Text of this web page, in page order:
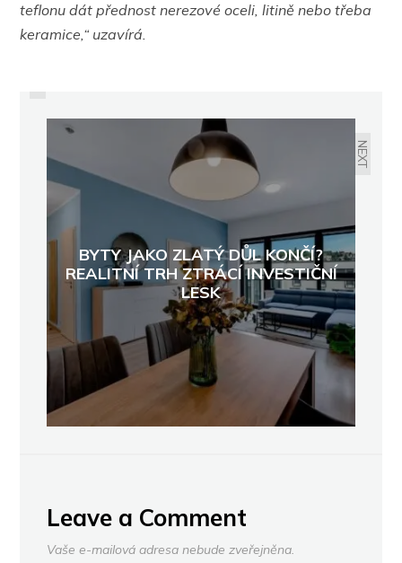
teflonu dát přednost nerezové oceli, litině nebo třeba
keramice,“ uzavírá.
VYCHÁZÍTE VEN I STŘECHOU
NEXT
BYTY JAKO ZLATÝ DŮL KONČÍ?
REALITNÍ TRH ZTRÁCÍ INVESTIČNÍ
LESK
Leave a Comment
Vaše e-mailová adresa nebude zveřejněna.